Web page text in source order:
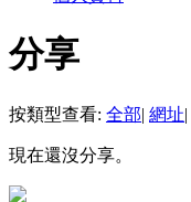
分享
按類型查看: 全部| 網址|
現在還沒分享。